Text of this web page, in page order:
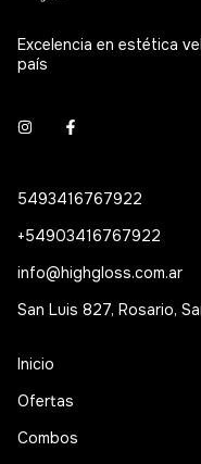
Excelencia en estética
país
5493416767922
+54903416767922
info@highgloss.com.ar
San Luis 827, Rosario,
Inicio
Ofertas
Combos